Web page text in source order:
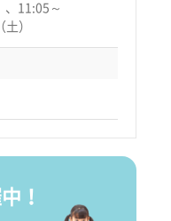
、11:05～
）
！